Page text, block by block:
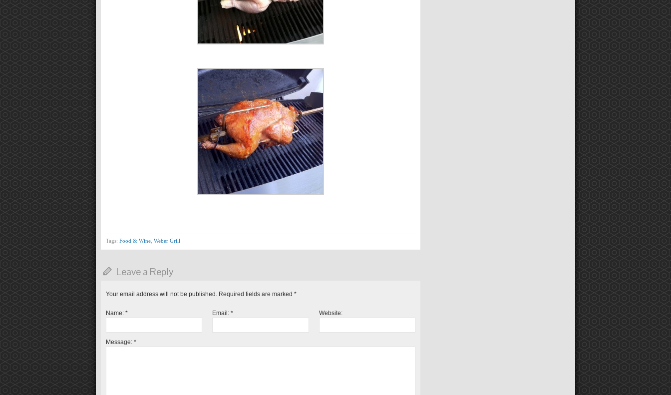
Tags: Food & Wine Weber Grill
Leave a Reply
Your email address will not be published. Required fields are marked *
Name: * Email:* Website:
Message: *